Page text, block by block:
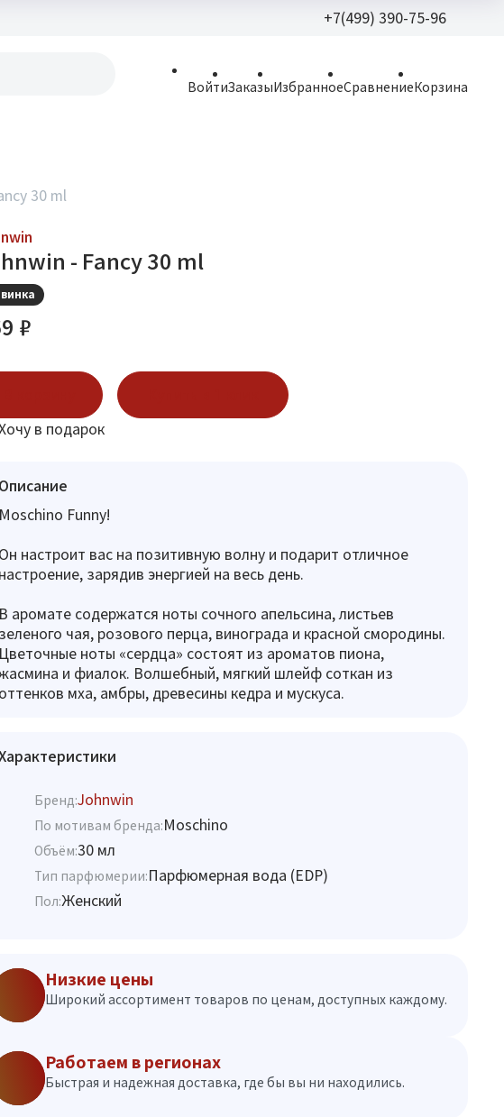
+7(499) 390-75-96
ВойтиЗаказыИзбранноеСравнениеКорзина
30 ml
- Fancy 30 ml
₽
в подарок
Описание
Moschino Funny!
Он настроит вас на позитивную волну и подарит отличное
настроение, зарядив энергией на весь день.
В аромате содержатся ноты сочного апельсина, листьев
зеленого чая, розового перца, винограда и красной смородины.
Цветочные ноты «сердца» состоят из ароматов пиона,
и фиалок. Волшебный, мягкий шлейф соткан из
оттенков мха, амбры, древесины кедра и мускуса.
Бренд:Johnwin
По мотивам бренда:Moschino
Объём:30 мл
Тип парфюмерии:Парфюмерная вода (EDP)
Пол:Женский
Низкие цены
Широкий ассортимент товаров по ценам, доступных каждому.
Работаем в регионах
Быстрая и надежная доставка, где бы вы ни находились.